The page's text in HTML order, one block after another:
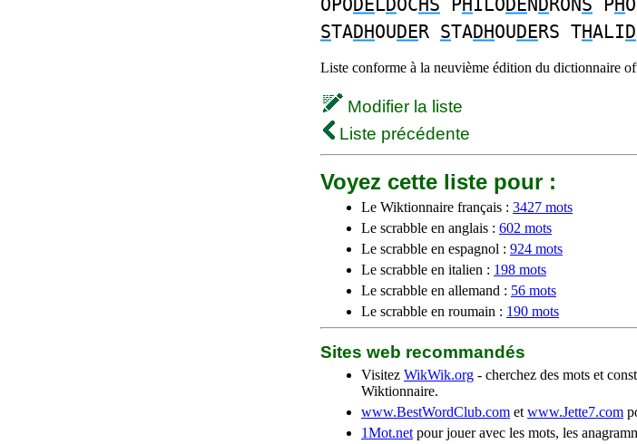
OPODELDOCHS PHILODENDRONS PH
STADHOUDER STADHOUDERS THALID
Liste conforme à la neuvième édition du dictionnaire
Modifier la liste
Liste précédente
Voyez cette liste pour :
Le Wiktionnaire français : 3427 mots
Le scrabble en anglais : 602 mots
Le scrabble en espagnol : 924 mots
Le scrabble en italien : 198 mots
Le scrabble en allemand : 56 mots
Le scrabble en roumain : 190 mots
Sites web recommandés
Visitez WikWik.org - cherchez des mots et
Wiktionnaire.
www.BestWordClub.com et www.Jette7.com
1Mot.net pour jouer avec les mots, les